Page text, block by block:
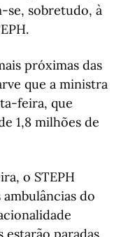
se, sobretudo, à
próximas das
que a ministra
feira, que
1,8 milhões de
o STEPH
do
estarão paradas